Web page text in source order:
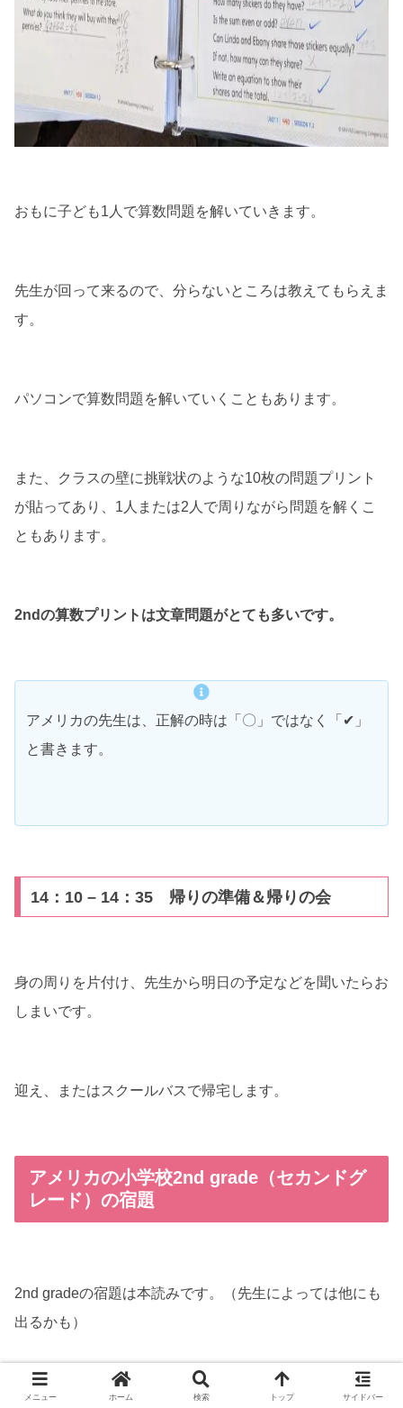
おもに子ども1人で算数問題を解いていきます。
先生が回って来るので、分らないところは教えてもらえま
す。
パソコンで算数問題を解いていくこともあります。
また、クラスの壁に挑戦状のような10枚の問題プリント
が貼ってあり、1人または2人で周りながら問題を解くこ
ともあります。
2ndの算数プリントは文章問題がとても多いです。
アメリカの先生は、正解の時は「〇」ではなく「✔」
と書きます。
14：10 – 14：35 帰りの準備＆帰りの会
身の周りを片付け、先生から明日の予定などを聞いたらお
しまいです。
迎え、またはスクールバスで帰宅します。
アメリカの小学校2nd grade（セカンドグ
レード）の宿題
2nd gradeの宿題は本読みです。（先生によっては他にも
出るかも）
自分の持っている本でも、学校の図書室や市の図書館で借
メニュー ホーム 検索 トップ サイドバー